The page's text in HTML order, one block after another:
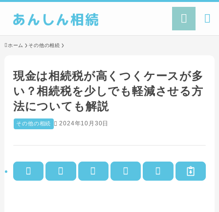
あんしん相続
ホーム その他の相続
現金は相続税が高くつくケースが多
い？相続税を少しでも軽減させる方
法についても解説
その他の相続 2024年10月30日